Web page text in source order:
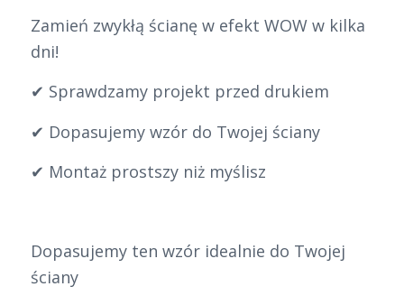
Zamień zwykłą ścianę w efekt WOW w kilka
dni!
✔ Sprawdzamy projekt przed drukiem
✔ Dopasujemy wzór do Twojej ściany
✔ Montaż prostszy niż myślisz
Dopasujemy ten wzór idealnie do Twojej
ściany